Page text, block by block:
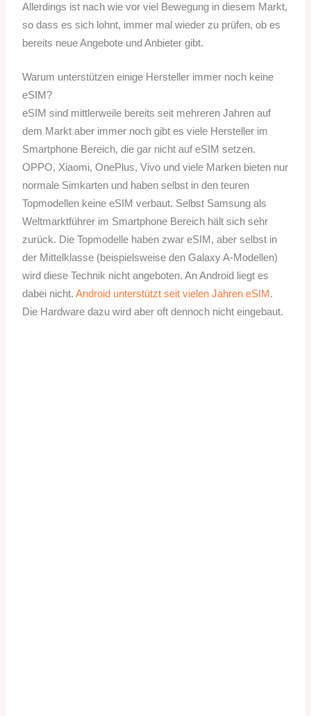
Allerdings ist nach wie vor viel Bewegung in diesem Markt,
so dass es sich lohnt, immer mal wieder zu prüfen, ob es
bereits neue Angebote und Anbieter gibt.
Warum unterstützen einige Hersteller immer noch keine
eSIM?
eSIM sind mittlerweile bereits seit mehreren Jahren auf
dem Markt aber immer noch gibt es viele Hersteller im
Smartphone Bereich, die gar nicht auf eSIM setzen.
OPPO, Xiaomi, OnePlus, Vivo und viele Marken bieten nur
normale Simkarten und haben selbst in den teuren
Topmodellen keine eSIM verbaut. Selbst Samsung als
Weltmarktführer im Smartphone Bereich hält sich sehr
zurück. Die Topmodelle haben zwar eSIM, aber selbst in
der Mittelklasse (beispielsweise den Galaxy A-Modellen)
wird diese Technik nicht angeboten. An Android liegt es
dabei nicht.Android unterstützt seit vielen Jahren eSIM .
Die Hardware dazu wird aber oft dennoch nicht eingebaut.